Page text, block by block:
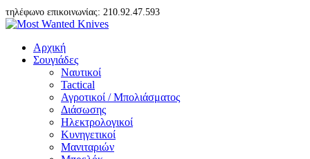
τηλέφωνο επικοινωνίας: 210.92.47.593
Αρχική
Σουγιάδες
Ναυτικοί
Tactical
Αγροτικοί / Μπολιάσματος
Διάσωσης
Ηλεκτρολογικοί
Κυνηγετικοί
Μανιταριών